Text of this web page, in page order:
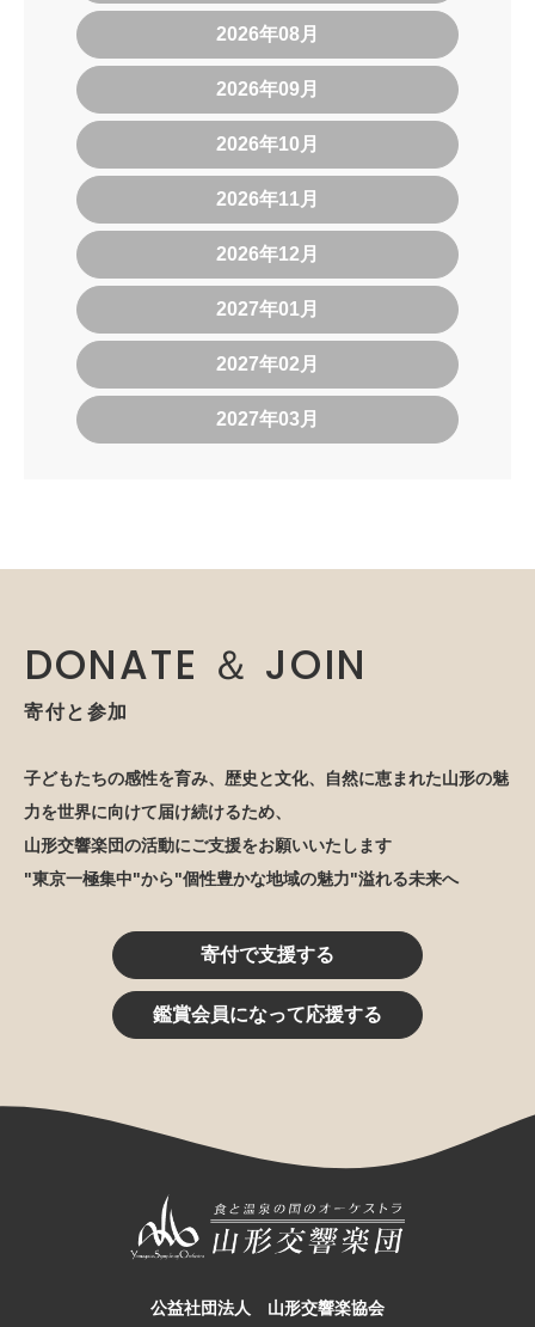
2026年08月
2026年09月
2026年10月
2026年11月
2026年12月
2027年01月
2027年02月
2027年03月
DONATE ＆ JOIN
寄付と参加
子どもたちの感性を育み、歴史と文化、自然に恵まれた山形の魅
力を世界に向けて届け続けるため、
山形交響楽団の活動にご支援をお願いいたします
"東京一極集中"から"個性豊かな地域の魅力"溢れる未来へ
寄付で支援する
鑑賞会員になって応援する
公益社団法人 山形交響楽協会